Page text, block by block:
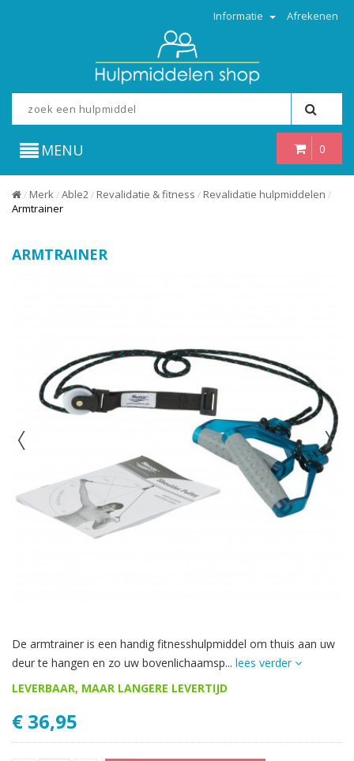
Informatie Afrekenen
0
MENU
/ Merk / Able2 / Revalidatie & fitness / Revalidatie hulpmiddelen /
Armtrainer
ARMTRAINER
De armtrainer is een handig fitnesshulpmiddel om thuis aan uw
deur te hangen en zo uw bovenlichaamsp... lees verder
LEVERBAAR, MAAR LANGERE LEVERTIJD
€ 36,95